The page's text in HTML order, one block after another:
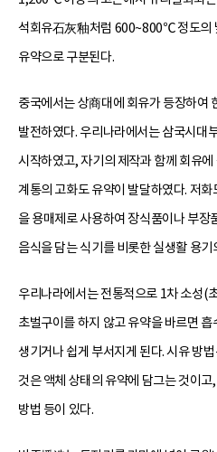
석회유石灰釉처럼 600~800℃ 정도의
유약으로 구분된다.
중국에서는 상商대에 회유가 등장하여
발전하였다. 우리나라에서는 삼국시대
시작하였고, 자기의 제작과 함께 회유
계통의 고화도 유약이 발달하였다. 저
을 용매제로 사용하여 장식품이나 부
음식을 담는 식기를 비롯한 실생활 용
우리나라에서는 전통적으로 1차 소성(
초벌구이를 하지 않고 유약을 바르면 흡
생기거나 쉽게 부서지게 된다. 시유 방
것은 액체 상태의 유약에 담그는 것이
방법 등이 있다.